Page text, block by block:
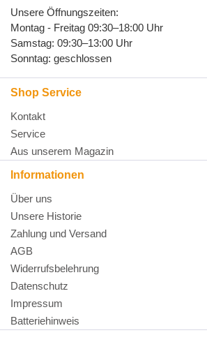
Unsere Öffnungszeiten:
Montag - Freitag 09:30–18:00 Uhr
Samstag: 09:30–13:00 Uhr
Sonntag: geschlossen
Shop Service
Kontakt
Service
Aus unserem Magazin
Informationen
Über uns
Unsere Historie
Zahlung und Versand
AGB
Widerrufsbelehrung
Datenschutz
Impressum
Batteriehinweis